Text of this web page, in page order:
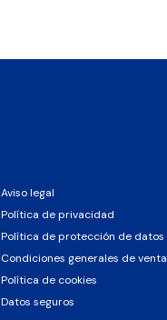
Aviso legal
Política de privacidad
Política de protección de datos
Condiciones generales de venta
Política de cookies
Datos seguros